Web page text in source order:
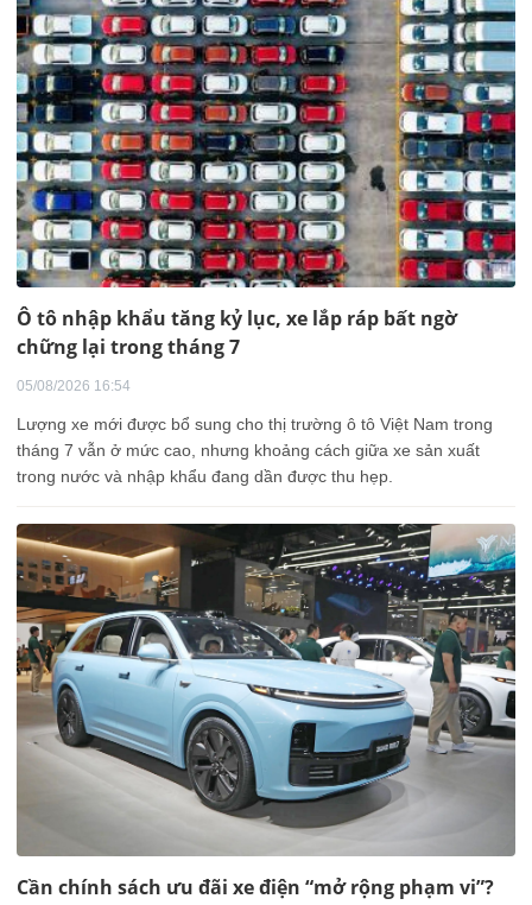
Ô tô nhập khẩu tăng kỷ lục, xe lắp ráp bất ngờ
chững lại trong tháng 7
05/08/2026 16:54
Lượng xe mới được bổ sung cho thị trường ô tô Việt Nam trong
tháng 7 vẫn ở mức cao, nhưng khoảng cách giữa xe sản xuất
trong nước và nhập khẩu đang dần được thu hẹp.
Cần chính sách ưu đãi xe điện “mở rộng phạm vi”?